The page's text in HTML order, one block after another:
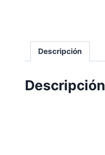
Descripción
Descripción